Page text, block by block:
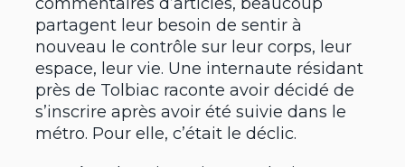
partagent leur besoin de sentir à
nouveau le contrôle sur leur corps, leur
espace, leur vie. Une internaute résidant
près de Tolbiac raconte avoir décidé de
s’inscrire après avoir été suivie dans le
métro. Pour elle, c’était le déclic.